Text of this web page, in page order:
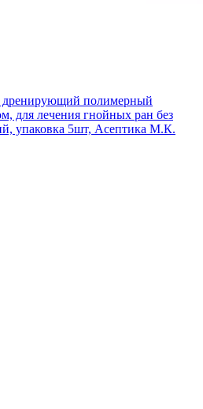
полимерный
для лечения гнойных ран без
упаковка 5шт, Асептика М.К.